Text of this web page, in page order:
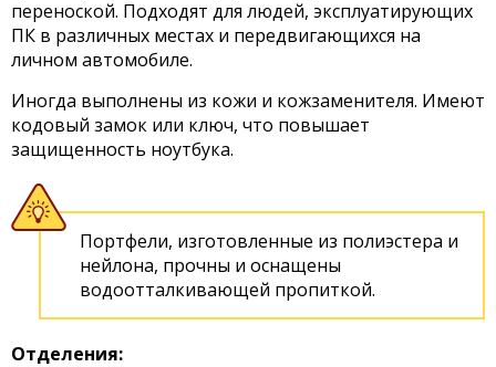
переноской. Подходят для людей, эксплуатирующих
ПК в различных местах и передвигающихся на
личном автомобиле.
Иногда выполнены из кожи и кожзаменителя. Имеют
кодовый замок или ключ, что повышает
защищенность ноутбука.
Портфели, изготовленные из полиэстера и
нейлона, прочны и оснащены
водоотталкивающей пропиткой.
Отделения: